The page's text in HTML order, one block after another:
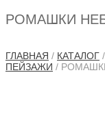
РОМАШКИ
ГЛАВНАЯ / КАТАЛОГ /
ПЕЙЗАЖИ /